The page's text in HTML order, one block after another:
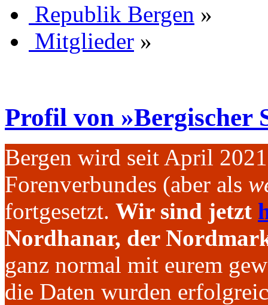
Republik Bergen »
Mitglieder »
Profil von »Bergischer
Bergen wird seit April
Forenverbundes (aber als
fortgesetzt. Wir sind jetzt
Nordhanar, der
ganz normal mit eurem
die Daten wurden